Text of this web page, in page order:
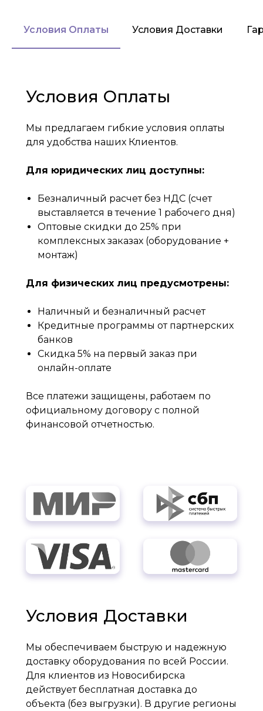
Условия Оплаты Условия Доставки
Условия Оплаты
Мы предлагаем гибкие условия оплаты
для удобства наших Клиентов.
Для юридических лиц доступны:
Безналичный расчет без НДС (счет
выставляется в течение 1 рабочего дня)
Оптовые скидки до 25% при
комплексных заказах (оборудование +
монтаж)
Для физических лиц предусмотрены:
Наличный и безналичный расчет
Кредитные программы от партнерских
банков
Скидка 5% на первый заказ при
онлайн-оплате
Все платежи защищены, работаем по
официальному договору с полной
финансовой отчетностью.
Условия Доставки
Мы обеспечиваем быструю и надежную
доставку оборудования по всей России.
Для клиентов из Новосибирска
действует бесплатная доставка до
объекта (без выгрузки). В другие регионы